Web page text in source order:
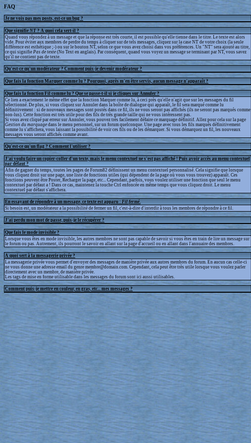
FAQ
Je ne vois pas mes posts, est-ce un bug ?
Que signifie NT ? A quoi cela sert-il ?
Quand vous répondez à un message et que la réponse est très courte, il est possible qu'elle tienne dans le titre. Le texte est alors
vide. Pour éviter aux membres de perdre du temps à cliquer sur de tels messages, cliquez sur la case NT de votre choix (la seule
différence est esthétique ;-) ou sur le bouton NT, selon ce que vous avez choisi dans vos préférences. Un "NT" sera ajouté au titre,
ce qui signifie Pas de texte (No Text en anglais). Par conséquent, quand vous voyez un message se terminant par NT, vous savez
qu'il ne contient pas de texte.
Qu'est-ce qu'un modérateur ? Comment puis-je devenir modérateur ?
Que fais la fonction Marquer comme lu ? Pourquoi, après m'en être servis, aucun message n'apparaît ?
Que fais la fonction Fil comme lu ? Que se passe-t-il si je cliques sur Annuler ?
Ce lien a exactement le même effet que la fonction Marquer comme lu, à ceci près qu'elle n'agit que sur les messages du fil
sélectionné. De plus, si vous cliquez sur Annuler dans la boîte de dialogue qui apparaît, le fil sera marqué comme lu
définitivement : si de nouveaux messages sont postés dans ce fil, ils ne vous seront pas affichés (ils ne seront pas marqués comme
non-lus). Cette fonction est très utile pour des fils de très grande taille qui ne vous intéressent pas.
Si vous avez cliqué par erreur sur Annuler, vous pouvez très facilement défaire ce marquage définitif. Allez pour cela sur la page
Gestion du marquage dans le menu personnel, sur un forum quelconque. Une page avec tous les fils marqués définitivement
comme lu s'affichera, vous laissant la possibilité de voir ces fils ou de les démarquer. Si vous démarquez un fil, les nouveaux
messages vous seront affichés comme avant.
Qu'est-ce qu'un flag ? Comment l'utiliser ?
J'ai voulu faire un copier-coller d'un texte, mais le menu contextuel ne s'est pas affiché ! Puis avoir accès au menu contextuel
par défaut ?
Afin de gagner du temps, toutes les pages de Forum82 définissent un menu contextuel personnalisé. Cela signifie que lorsque
vous cliquez droit sur une page, une liste de fonctions utiles (qui dépendent de la page où vous vous trouvez) apparaît. Ces
fonctions peuvent être Poster, Recharger la page, etc... Cependant, parfois, vous voulez utiliser une fonction que seul le menu
contextuel par défaut a ! Dans ce cas, maintenez la touche Ctrl enfoncée en même temps que vous cliquez droit. Le menu
contextuel par défaut s'affichera.
En essayant de répondre à un message, ce texte est apparu : Fil fermé
Si besoin est, un modérateur a la possibilité de fermer un fil, c'est-à-dire d'interdir à tous les membres de répondre à ce fil.
J'ai perdu mon mot de passe, puis-je le récupérer ?
Que fais le mode invisible ?
Lorsque vous êtes en mode invisible, les autres membres ne sont pas capable de savoir si vous êtes en train de lire un message sur
le forum ou pas. Autrement, ils pourront le savoir en allant sur la page d'accueil ou en allant dans l'annuaire des membres.
A quoi sert à la messagerie privée ?
La messagerie privée vous permet d'envoyer des messages de manière privée aux autres membres du forum. En aucun cas celle-ci
ne vous donne une adresse email du genre membre@domain.com. Cependant, cela peut être très utile lorsque vous voulez parler
directement avec un membre, de manière privée.
Les tags de mise en forme utilisable dans les messages du forum sont ici aussi utilisables.
Comment puis-je mettre en couleur, en gras, etc... mes messages ?